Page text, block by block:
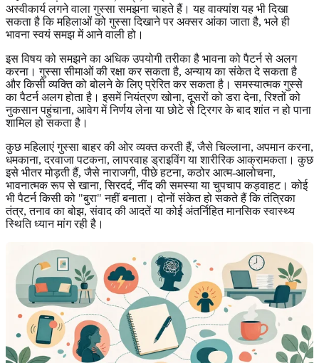
अस्वीकार्य लगने वाला गुस्सा समझना चाहते हैं। यह वाक्यांश यह भी दिखा
सकता है कि महिलाओं को गुस्सा दिखाने पर अक्सर आंका जाता है, भले ही
भावना स्वयं समझ में आने वाली हो।
इस विषय को समझने का अधिक उपयोगी तरीका है भावना को पैटर्न से अलग
करना। गुस्सा सीमाओं की रक्षा कर सकता है, अन्याय का संकेत दे सकता है
और किसी व्यक्ति को बोलने के लिए प्रेरित कर सकता है। समस्यात्मक गुस्से
का पैटर्न अलग होता है। इसमें नियंत्रण खोना, दूसरों को डरा देना, रिश्तों को
नुकसान पहुंचाना, आवेग में निर्णय लेना या छोटे से ट्रिगर के बाद शांत न हो पाना
शामिल हो सकता है।
कुछ महिलाएं गुस्सा बाहर की ओर व्यक्त करती हैं, जैसे चिल्लाना, अपमान करना,
धमकाना, दरवाजा पटकना, लापरवाह ड्राइविंग या शारीरिक आक्रामकता। कुछ
इसे भीतर मोड़ती हैं, जैसे नाराजगी, पीछे हटना, कठोर आत्म-आलोचना,
भावनात्मक रूप से खाना, सिरदर्द, नींद की समस्या या चुपचाप कड़वाहट। कोई
भी पैटर्न किसी को "बुरा" नहीं बनाता। दोनों संकेत हो सकते हैं कि तंत्रिका
तंत्र, तनाव का बोझ, संवाद की आदतें या कोई अंतर्निहित मानसिक स्वास्थ्य
स्थिति ध्यान मांग रही है।